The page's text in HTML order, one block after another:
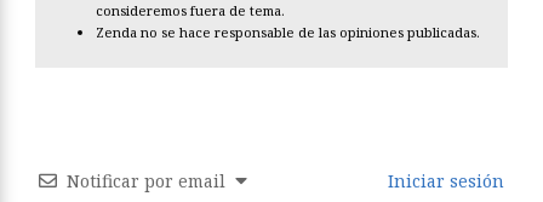
consideremos fuera de tema.
Zenda no se hace responsable de las opiniones publicadas.
Notificar por email Iniciar sesión